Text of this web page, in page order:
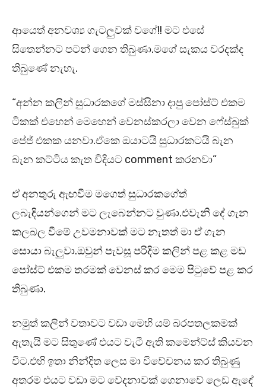
ආයෙත් අනවශ්‍ය ගැටලුවක් වගේ!! මට එසේ
සිතෙන්නට පටන් ගෙන තිබුණා.මගේ සැකය වරදක්ද
තිබුණේ නැහැ.
“අන්න කලින් සුධාරකගේ මස්සිනා දාපු පෝස්ට් එකම
ටිකක් එහෙන් මෙහෙන් වෙනස්කරලා වෙන ෆේස්බුක්
පේජ් එකක යනවා.ඒකෙ ඔයාටයි සුධාරකටයි බැන
බැන කට්ටිය කැත විදියට comment කරනවා”
ඒ අනතුරු ඇඟවීම මගෙත් සුධාරකගේත්
ලබැඳියන්ගෙන් මට ලැබෙන්නට වුණා.එවැනි දේ ගැන
කලබල වීමේ උවමනාවක් මට නැතත් මා ඒ ගැන
සොයා බැලුවා.ඔවුන් පැවසූ පරිදිම කලින් පළ කළ මඩ
පෝස්ට් එකම තරමක් වෙනස් කර මෙම පිටුවේ පළ කර
තිබුණා.
නමුත් කලින් වතාවට වඩා මෙහි යම් බරපතලකමක්
ඇතැයි මට සිතුණේ එයට වැටී ඇති කමෙන්ට්ස් කියවන
විට.එහි ඉතා නින්දිත ලෙස මා විවේචනය කර තිබුණු
අතරම එයට වඩා මට වේදනාවක් ගෙනාවේ ලෙඩ ඇඳේ